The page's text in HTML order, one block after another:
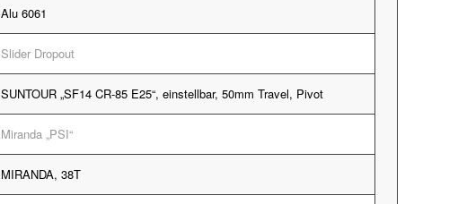
Alu 6061
Slider Dropout
SUNTOUR „SF14 CR-85 E25“, einstellbar, 50mm Travel, Pivot
Miranda „PSI“
MIRANDA, 38T